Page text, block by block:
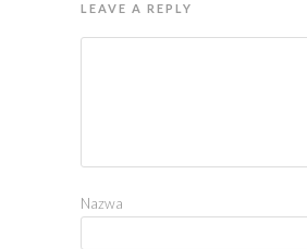
LEAVE A REPLY
Nazwa